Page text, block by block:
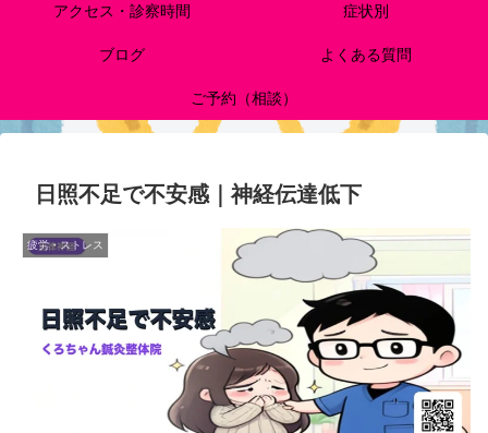
アクセス・診察時間 症状別
ブログ よくある質問
ご予約（相談）
日照不足で不安感｜神経伝達低下
疲労・ストレス